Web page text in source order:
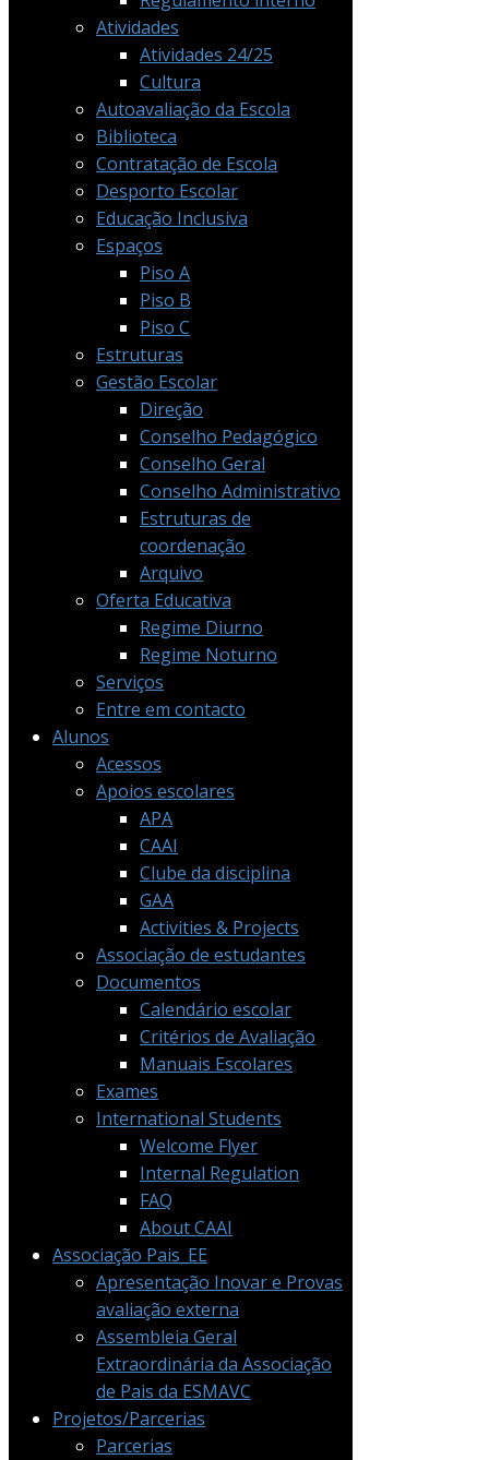
Atividades
Atividades 24/25
Cultura
Autoavaliação da Escola
Biblioteca
Contratação de Escola
Desporto Escolar
Educação Inclusiva
Espaços
Piso A
Piso B
Piso C
Estruturas
Gestão Escolar
Direção
Conselho Pedagógico
Conselho Geral
Conselho Administrativo
Estruturas de
coordenação
Arquivo
Oferta Educativa
Regime Diurno
Regime Noturno
Serviços
Entre em contacto
Alunos
Acessos
Apoios escolares
APA
CAAI
Clube da disciplina
GAA
Activities & Projects
Associação de estudantes
Documentos
Calendário escolar
Critérios de Avaliação
Manuais Escolares
Exames
International Students
Welcome Flyer
Internal Regulation
FAQ
About CAAI
Associação Pais_EE
Apresentação Inovar e Provas
avaliação externa
Assembleia Geral
Extraordinária da Associação
de Pais da ESMAVC
Projetos/Parcerias
Parcerias